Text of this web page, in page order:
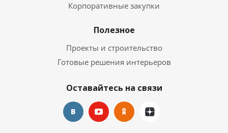
Корпоративные закупки
Полезное
Проекты и строительство
Готовые решения интерьеров
Оставайтесь на связи